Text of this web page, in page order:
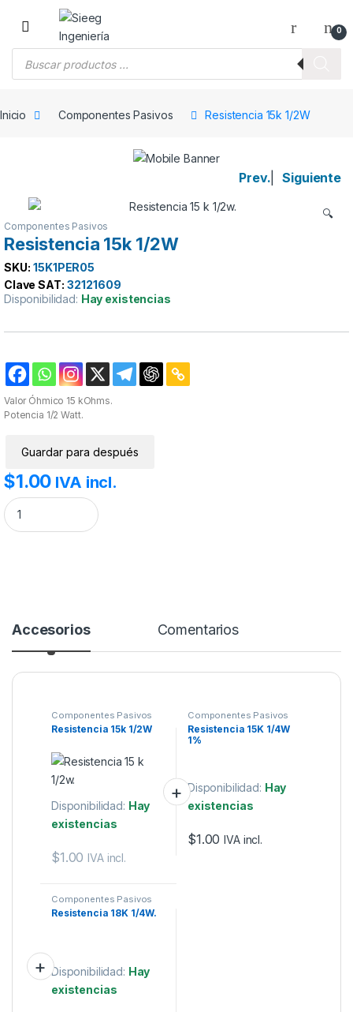
Saltar a la navegación
Saltar al contenido
0
Inicio Componentes Pasivos Resistencia 15k 1/2W
Prev. Siguiente
🔍
Componentes Pasivos
Resistencia 15k 1/2W
SKU: 15K1PER05
Clave SAT: 32121609
Disponibilidad: Hay existencias
Valor Óhmico 15 kOhms.
Potencia 1/2 Watt.
Guardar para después
$1.00 IVA incl.
Resistencia 15k 1/2W cantidad
Accesorios Comentarios
Componentes Pasivos
Resistencia 15k 1/2W
Disponibilidad: Hay
existencias
$1.00 IVA incl.
Componentes Pasivos
Resistencia 15K 1/4W
1%
Disponibilidad: Hay
existencias
$1.00 IVA incl.
Componentes Pasivos
Resistencia 18K 1/4W.
Disponibilidad: Hay
existencias